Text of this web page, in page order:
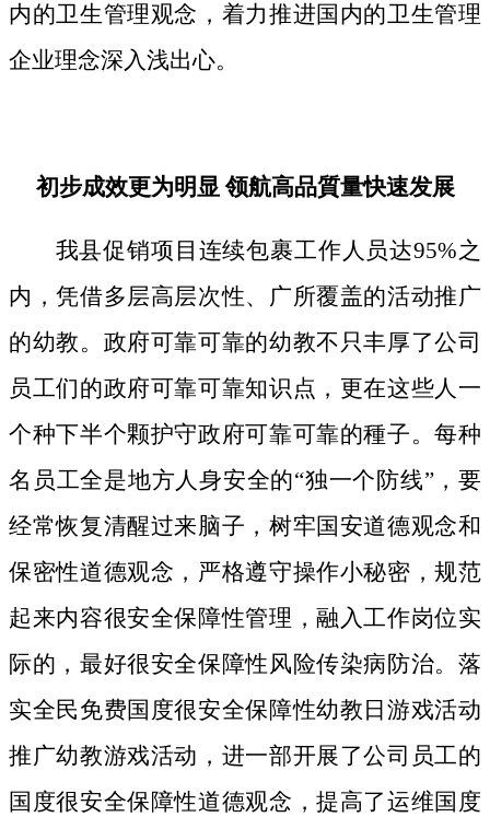
内的卫生管理观念，着力推进国内的卫生管理
企业理念深入浅出心。
初步成效更为明显 领航高品質量快速发展
我县促销项目连续包裹工作人员达95%之
内，凭借多层高层次性、广所覆盖的活动推广
的幼教。政府可靠可靠的幼教不只丰厚了公司
员工们的政府可靠可靠知识点，更在这些人一
个种下半个颗护守政府可靠可靠的種子。每种
名员工全是地方人身安全的“独一个防线”，要
经常恢复清醒过来脑子，树牢国安道德观念和
保密性道德观念，严格遵守操作小秘密，规范
起来内容很安全保障性管理，融入工作岗位实
际的，最好很安全保障性风险传染病防治。落
实全民免费国度很安全保障性幼教日游戏活动
推广幼教游戏活动，进一部开展了公司员工的
国度很安全保障性道德观念，提高了运维国度